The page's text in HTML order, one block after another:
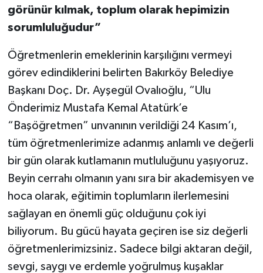
görünür kılmak, toplum olarak hepimizin
sorumluluğudur”
Öğretmenlerin emeklerinin karşılığını vermeyi
görev edindiklerini belirten Bakırköy Belediye
Başkanı Doç. Dr. Ayşegül Ovalıoğlu, “Ulu
Önderimiz Mustafa Kemal Atatürk’e
“Başöğretmen” unvanının verildiği 24 Kasım’ı,
tüm öğretmenlerimize adanmış anlamlı ve değerli
bir gün olarak kutlamanın mutluluğunu yaşıyoruz.
Beyin cerrahı olmanın yanı sıra bir akademisyen ve
hoca olarak, eğitimin toplumların ilerlemesini
sağlayan en önemli güç olduğunu çok iyi
biliyorum. Bu gücü hayata geçiren ise siz değerli
öğretmenlerimizsiniz. Sadece bilgi aktaran değil,
sevgi, saygı ve erdemle yoğrulmuş kuşaklar